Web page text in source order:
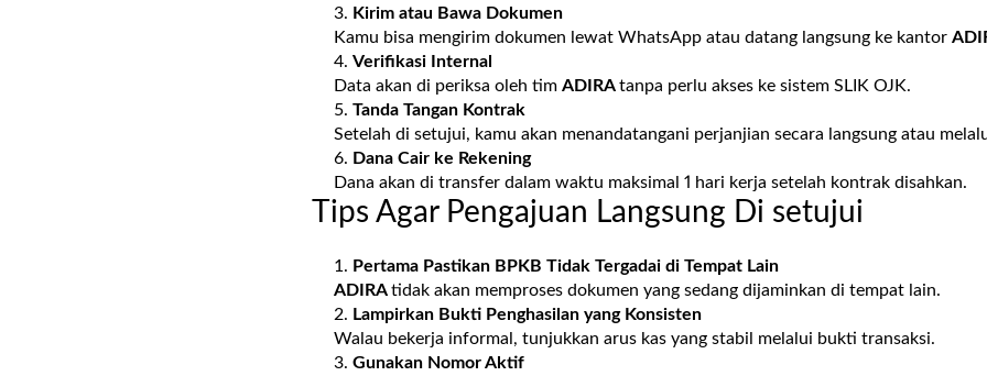
Kirim atau Bawa Dokumen
Kamu bisa mengirim dokumen lewat WhatsApp atau datang langsung ke kantor
Verifikasi Internal
Data akan di periksa oleh timADIRAtanpa perlu akses ke sistem SLIK OJK.
Tanda Tangan Kontrak
Setelah di setujui, kamu akan menandatangani perjanjian secara langsung atau
Dana Cair ke Rekening
Dana akan di transfer dalam waktu maksimal 1 hari kerja setelah kontrak disahkan.
Tips Agar Pengajuan Langsung Di setujui
Pertama Pastikan BPKB Tidak Tergadai di Tempat Lain
ADIRAtidak akan memproses dokumen yang sedang dijaminkan di tempat lain.
Lampirkan Bukti Penghasilan yang Konsisten
Walau bekerja informal, tunjukkan arus kas yang stabil melalui bukti transaksi.
Gunakan Nomor Aktif